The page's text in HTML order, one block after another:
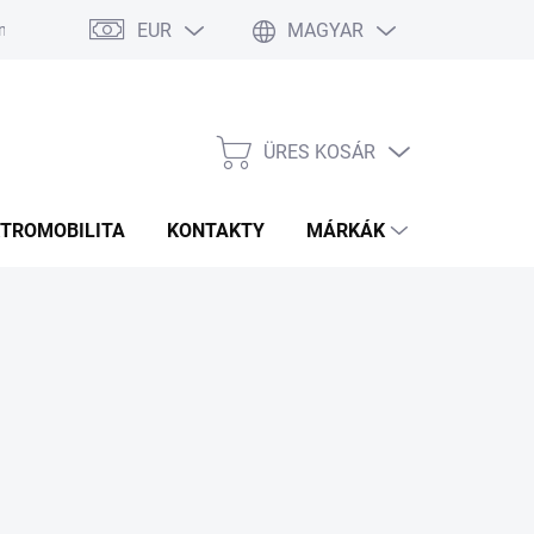
Ismételt Kérdések Rozmery bannerov Obchodné podmienky
EUR MAGYAR
KOSÁR
ÜRES KOSÁR
KONTAKTY MÁRKÁK